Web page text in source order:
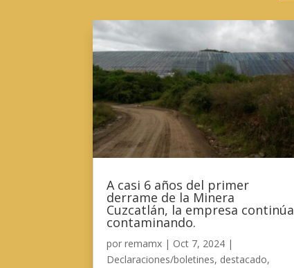
A casi 6 años del primer
derrame de la Minera
Cuzcatlán, la empresa continúa
contaminando.
porremamx | Oct 7, 2024 |
Declaraciones/boletines, destacado,